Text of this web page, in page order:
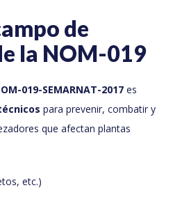
de
la NOM-019
019-SEMARNAT-2017 es
para prevenir, combatir y
que afectan plantas
etc.)